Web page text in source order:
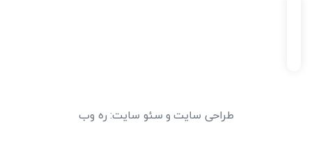
طراحی سایت و سئو سایت: ره وب